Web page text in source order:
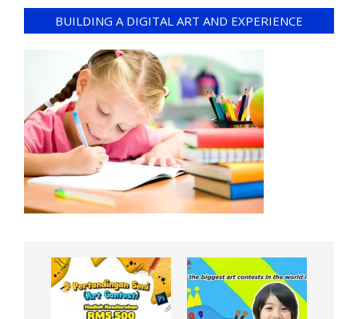
BUILDING A DIGITAL ART AND EXPERIENCE